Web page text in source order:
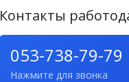
Контакты
053-738-79-79
Нажмите для звонка